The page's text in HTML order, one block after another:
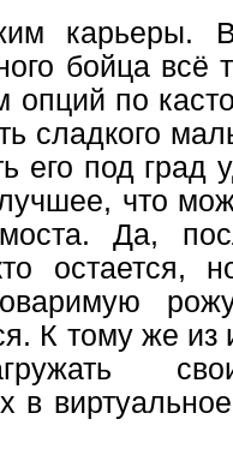
карьеры.
бойца всё
опций по
сладкого
его под град
что
Да,
остается,
К тому же
в